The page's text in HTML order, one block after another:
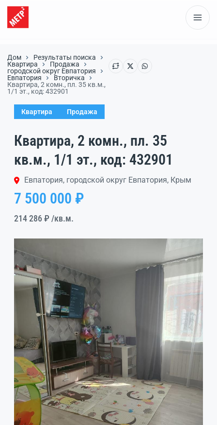
Дом
Результаты поиска
Квартира
Продажа
городской округ Евпатория
Евпатория
Вторичка
Квартира, 2 комн., пл. 35 кв.м.,
1/1 эт., код: 432901
Квартира Продажа
Квартира, 2 комн., пл. 35
кв.м., 1/1 эт., код: 432901
Евпатория, городской округ Евпатория, Крым
7 500 000 ₽
214 286 ₽ /кв.м.